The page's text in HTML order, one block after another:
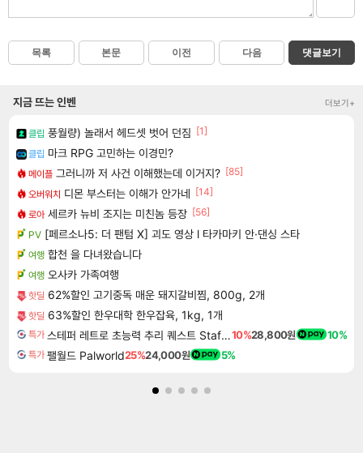
목록 본문 이전 다음 댓글보기
지금 뜨는 인벤 더보기+
클립 풍월량) 놀래서 헤드셋 벗어 던짐 [1]
클립 마크 RPG 고민하는 이경민?
메이플 그러니까 저 사건 이해했는데 이거지? [85]
오버워치 디몬 부스터는 이해가 안가네 [14]
로아 세르카 뉴비 조지는 미친놈 등장 [56]
PV [페르소나5: 더 팬텀 X] 괴도 영상 l 타카마키 안·댄싱 스타
여행 합천 을 다녀왔습니다
여행 오사카 가족여행
핫딜 62%할인 고기중독 매운 돼지갈비찜, 800g, 2개
핫딜 63%할인 한우대학 한우잡육, 1kg, 1개
특가 스테퍼 레트로 초능력 추리 퀘스트 Staffer Retro A Supernatural Mystery Quest10%28,800원 10%
특가 팰월드 Palworld25%24,000원 5%